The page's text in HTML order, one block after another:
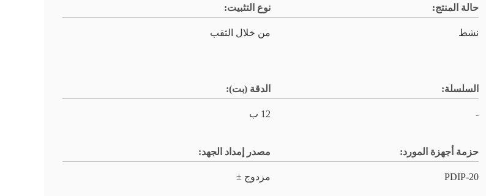
حالة المنتج:
نشط
نوع التثبيت:
من خلال الثقب
السلسلة:
-
الدقة (بت):
12 ب
حزمة أجهزة المورد:
20-PDIP
مصدر إمداد الجهد:
مزدوج ±